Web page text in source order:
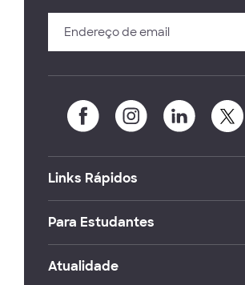
Links Rápidos
Para Estudantes
Atualidade